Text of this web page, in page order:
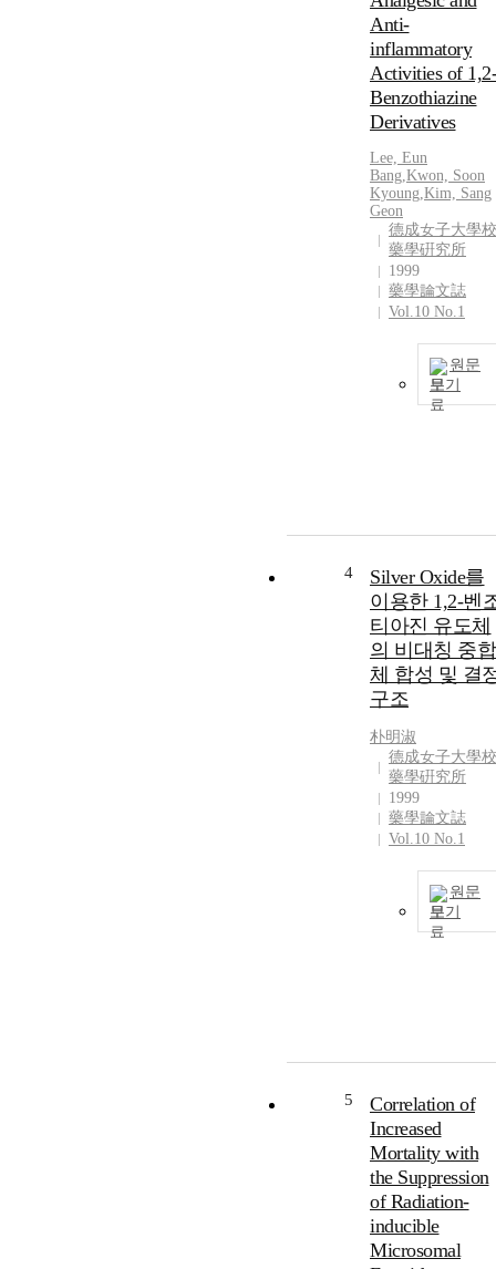
Anti-
inflammatory
Activities of 1,2-
Benzothiazine
Derivatives
Lee, Eun
Bang,Kwon, Soon
Kyoung,Kim, Sang
Geon
德成女子大學校
藥學硏究所
1999
藥學論文誌
Vol.10 No.1
원문
보기
4
Silver Oxide를
이용한 1,2-벤
티아진 유도체
의 비대칭 중합
체 합성 및 결
구조
朴明淑
德成女子大學校
藥學硏究所
1999
藥學論文誌
Vol.10 No.1
원문
보기
5
Correlation of
Increased
Mortality with
the Suppression
of Radiation-
inducible
Microsomal